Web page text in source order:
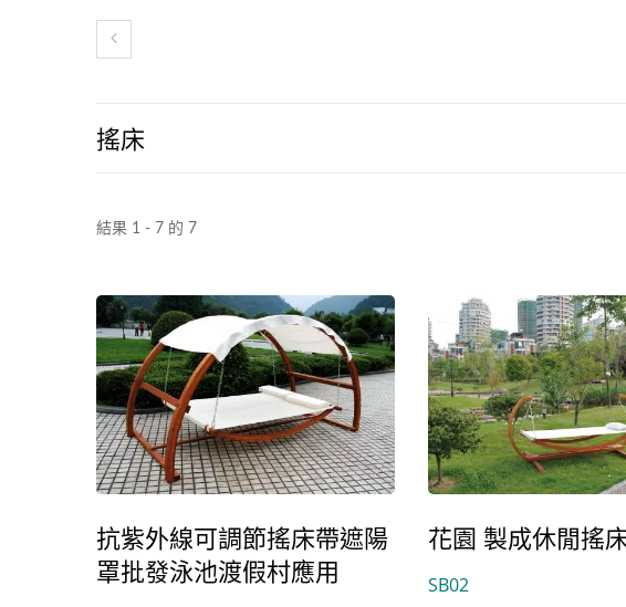
搖床
結果 1 - 7 的 7
抗紫外線可調節搖床帶遮陽
罩批發泳池渡假村應用
花園 製成休閒搖
SB02
金屬可調節遮陽涼棚 鐵製戶外吊床